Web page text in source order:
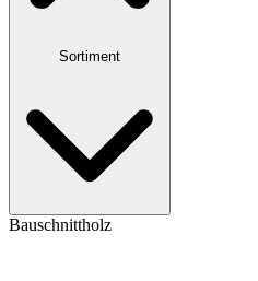
Sortiment
Bauschnittholz